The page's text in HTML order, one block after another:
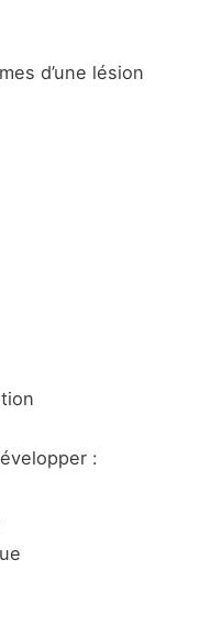
d’une lésion
: